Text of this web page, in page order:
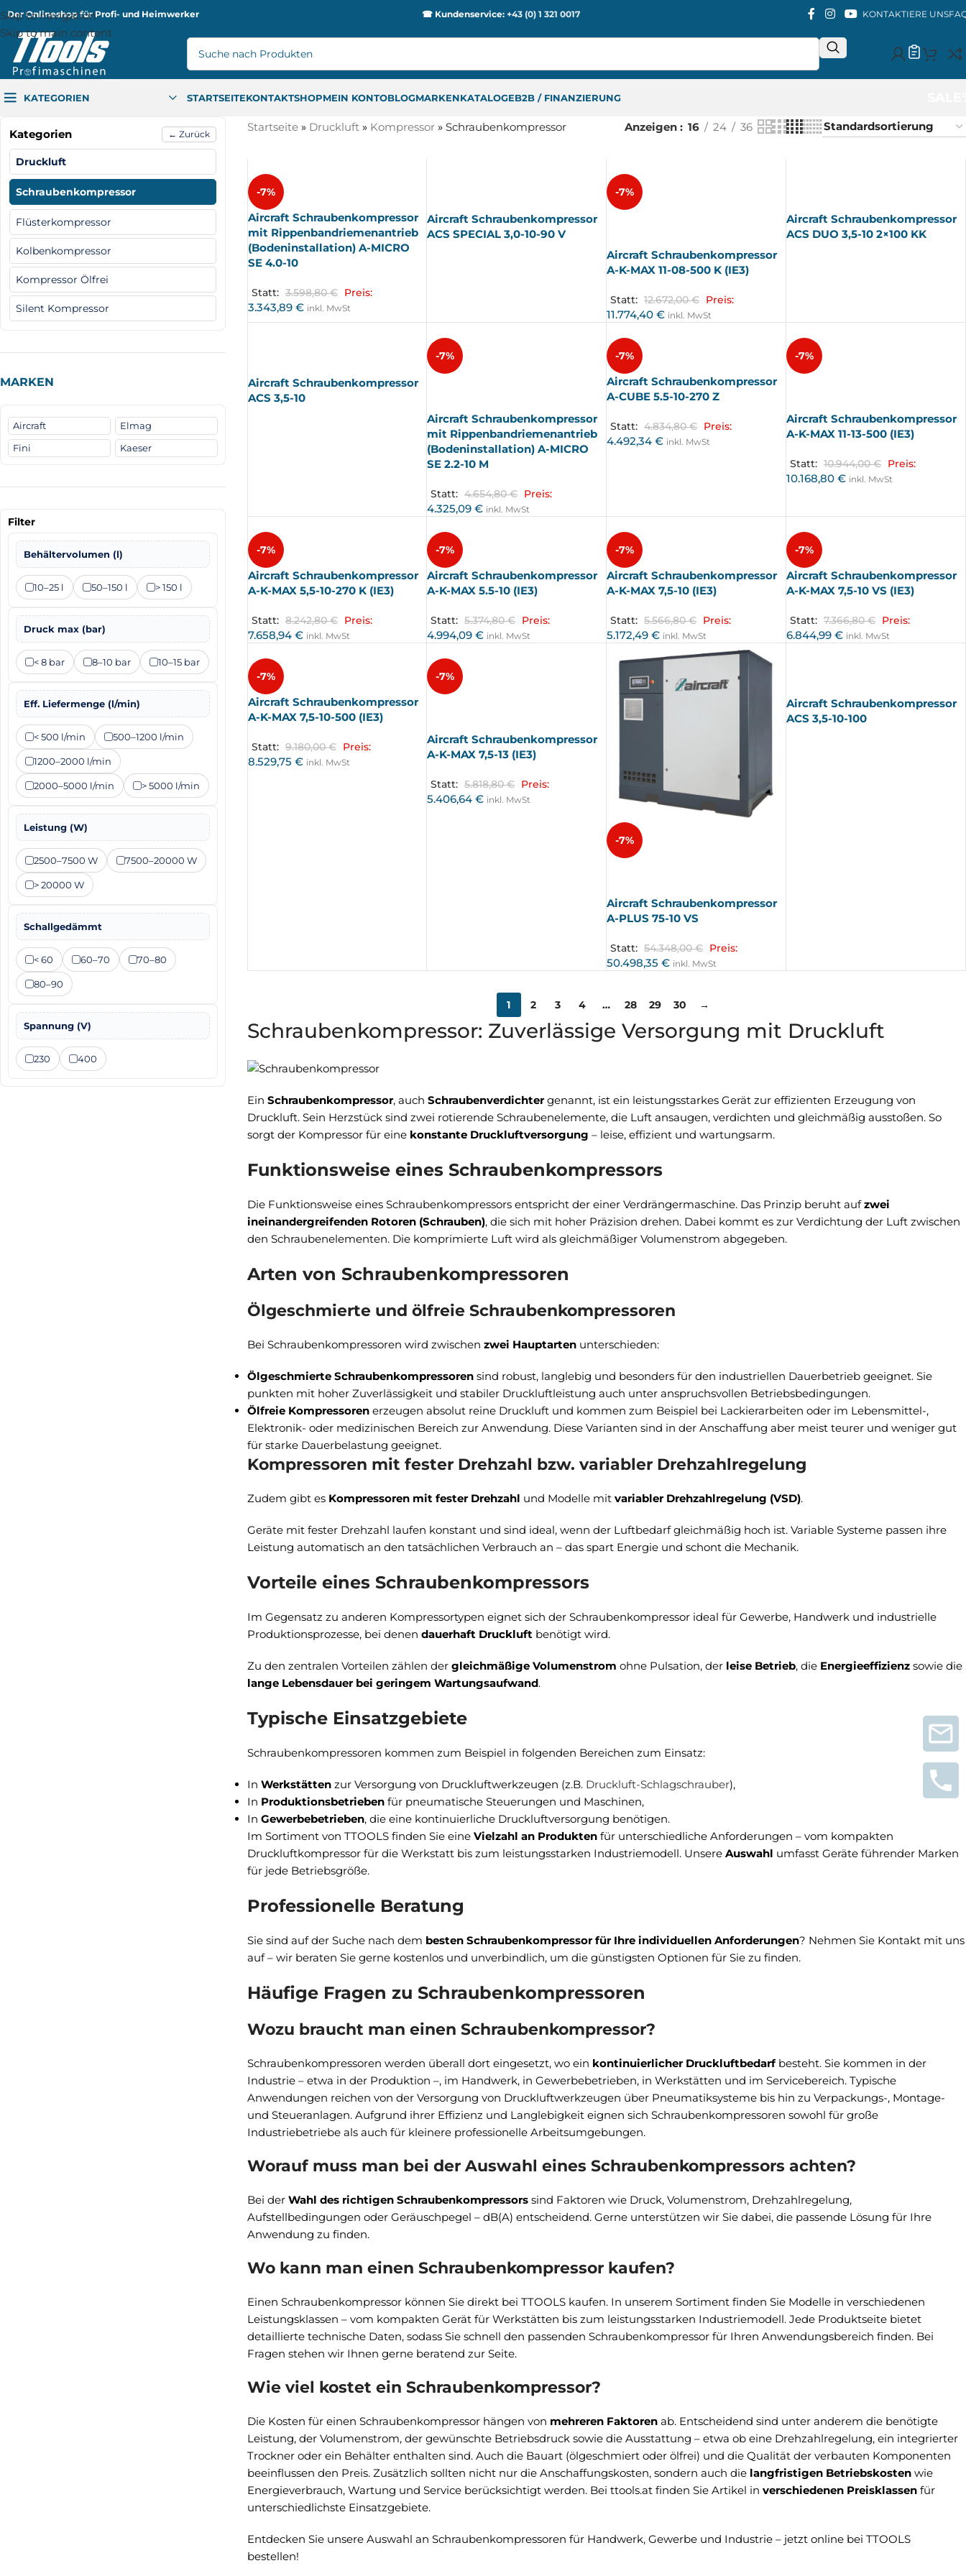
Skip to navigation
Skip to main content
Der Onlineshop für Profi- und Heimwerker ☎ Kundenservice:+43 (0) 1 321 0017 KONTAKTIERE UNS
KATEGORIEN STARTSEITEKONTAKTSHOPMEIN KONTOBLOGMARKENKATALOGEB2B / FINANZIERUNG
Kategorien ← Zurück
Druckluft
Schraubenkompressor
Flüsterkompressor
Kolbenkompressor
Kompressor Ölfrei
Silent Kompressor
MARKEN
Aircraft
Elmag
Fini
Kaeser
Filter
Behältervolumen (l)
10–25 l 50–150 l > 150 l
Druck max (bar)
< 8 bar 8–10 bar 10–15 bar
Eff. Liefermenge (l/min)
< 500 l/min 500–1200 l/min
1200–2000 l/min
2000–5000 l/min > 5000 l/min
Leistung (W)
2500–7500 W 7500–20000 W
> 20000 W
Schallgedämmt
< 60 60–70 70–80
80–90
Spannung (V)
230 400
Startseite» Druckluft » Kompressor» Schraubenkompressor Anzeigen 16 24 36
-7%
Aircraft Schraubenkompressor
mit Rippenbandriemenantrieb
(Bodeninstallation) A-MICRO
SE 4.0-10
Statt: 3.598,80€ Preis:
3.343,89 € inkl. MwSt
Aircraft Schraubenkompressor
ACS SPECIAL 3,0-10-90 V
-7%
Aircraft Schraubenkompressor
A-K-MAX 11-08-500 K (IE3)
Statt: 12.672,00€ Preis:
11.774,40€ inkl. MwSt
Aircraft Schraubenkompressor
ACS DUO 3,5-10 2×100 KK
Aircraft Schraubenkompressor
ACS 3,5-10
-7%
Aircraft Schraubenkompressor
mit Rippenbandriemenantrieb
(Bodeninstallation) A-MICRO
SE 2.2-10 M
Statt: 4.654,80€ Preis:
4.325,09€ inkl. MwSt
-7%
Aircraft Schraubenkompressor
A-CUBE 5.5-10-270 Z
Statt: 4.834,80€ Preis:
4.492,34€ inkl. MwSt
-7%
Aircraft Schraubenkompressor
A-K-MAX 11-13-500 (IE3)
Statt: 10.944,00€ Preis:
10.168,80€ inkl. MwSt
-7%
Aircraft Schraubenkompressor
A-K-MAX 5,5-10-270 K (IE3)
Statt: 8.242,80€ Preis:
7.658,94 € inkl. MwSt
-7%
Aircraft Schraubenkompressor
A-K-MAX 5.5-10 (IE3)
Statt: 5.374,80€ Preis:
4.994,09€ inkl. MwSt
-7%
Aircraft Schraubenkompressor
A-K-MAX 7,5-10 (IE3)
Statt: 5.566,80€ Preis:
5.172,49€ inkl. MwSt
-7%
Aircraft Schraubenkompressor
A-K-MAX 7,5-10 VS (IE3)
Statt: 7.366,80€ Preis:
6.844,99€ inkl. MwSt
-7%
Aircraft Schraubenkompressor
A-K-MAX 7,5-10-500 (IE3)
Statt: 9.180,00€ Preis:
8.529,75 € inkl. MwSt
-7%
Aircraft Schraubenkompressor
A-K-MAX 7,5-13 (IE3)
Statt: 5.818,80€ Preis:
5.406,64€ inkl. MwSt
-7%
Aircraft Schraubenkompressor
A-PLUS 75-10 VS
Statt: 54.348,00€ Preis:
50.498,35€ inkl. MwSt
Aircraft Schraubenkompressor
ACS 3,5-10-100
1 2 3 4 … 28 29 30 →
Schraubenkompressor: Zuverlässige Versorgung mit Druckluft
Ein Schraubenkompressor, auch Schraubenverdichtergenannt, ist ein leistungsstarkes Gerät zur effizienten Erzeugung von
Druckluft. Sein Herzstück sind zwei rotierende Schraubenelemente, die Luft ansaugen, verdichten und gleichmäßig ausstoßen. So
sorgt der Kompressor für eine konstante Druckluftversorgung – leise, effizient und wartungsarm.
Funktionsweise eines Schraubenkompressors
Die Funktionsweise eines Schraubenkompressors entspricht der einer Verdrängermaschine. Das Prinzip beruht aufzwei
ineinandergreifenden Rotoren (Schrauben), die sich mit hoher Präzision drehen. Dabei kommt es zur Verdichtung der Luft zwischen
den Schraubenelementen. Die komprimierte Luft wird als gleichmäßiger Volumenstrom abgegeben.
Arten von Schraubenkompressoren
Ölgeschmierte und ölfreie Schraubenkompressoren
Bei Schraubenkompressoren wird zwischen zwei Hauptartenunterschieden:
Ölgeschmierte Schraubenkompressorensind robust, langlebig und besonders für den industriellen Dauerbetrieb geeignet. Sie
punkten mit hoher Zuverlässigkeit und stabiler Druckluftleistung auch unter anspruchsvollen Betriebsbedingungen.
Ölfreie Kompressorenerzeugen absolut reine Druckluft und kommen zum Beispiel bei Lackierarbeiten oder im Lebensmittel-,
Elektronik- oder medizinischen Bereich zur Anwendung. Diese Varianten sind in der Anschaffung aber meist teurer und weniger gut
für starke Dauerbelastung geeignet.
Kompressoren mit fester Drehzahl bzw. variabler Drehzahlregelung
Zudem gibt es Kompressoren mit fester Drehzahl und Modelle mit variabler Drehzahlregelung (VSD).
Geräte mit fester Drehzahl laufen konstant und sind ideal, wenn der Luftbedarf gleichmäßig hoch ist. Variable Systeme passen ihre
Leistung automatisch an den tatsächlichen Verbrauch an – das spart Energie und schont die Mechanik.
Vorteile eines Schraubenkompressors
Im Gegensatz zu anderen Kompressortypen eignet sich der Schraubenkompressor ideal für Gewerbe, Handwerk und industrielle
Produktionsprozesse, bei denen dauerhaft Druckluft benötigt wird.
Zu den zentralen Vorteilen zählen der gleichmäßige Volumenstrom ohne Pulsation, derleise Betrieb, die Energieeffizienzsowie die
lange Lebensdauer bei geringem Wartungsaufwand.
Typische Einsatzgebiete
Schraubenkompressoren kommen zum Beispiel in folgenden Bereichen zum Einsatz:
In Werkstättenzur Versorgung von Druckluftwerkzeugen (z.B. Druckluft-Schlagschrauber),
In Produktionsbetriebenfür pneumatische Steuerungen und Maschinen,
In Gewerbebetrieben, die eine kontinuierliche Druckluftversorgung benötigen.
Im Sortiment von TTOOLS finden Sie eine Vielzahl an Produktenfür unterschiedliche Anforderungen – vom kompakten
Druckluftkompressor für die Werkstatt bis zum leistungsstarken Industriemodell. Unsere Auswahl umfasst Geräte führender Marken
für jede Betriebsgröße.
Professionelle Beratung
Sie sind auf der Suche nach dem besten Schraubenkompressor für Ihre individuellen Anforderungen? Nehmen Sie Kontakt mit uns
auf – wir beraten Sie gerne kostenlos und unverbindlich, um die günstigsten Optionen für Sie zu finden.
Häufige Fragen zu Schraubenkompressoren
Wozu braucht man einen Schraubenkompressor?
Schraubenkompressoren werden überall dort eingesetzt, wo ein kontinuierlicher Druckluftbedarfbesteht. Sie kommen in der
Industrie – etwa in der Produktion –, im Handwerk, in Gewerbebetrieben, in Werkstätten und im Servicebereich. Typische
Anwendungen reichen von der Versorgung von Druckluftwerkzeugen über Pneumatiksysteme bis hin zu Verpackungs-, Montage-
und Steueranlagen. Aufgrund ihrer Effizienz und Langlebigkeit eignen sich Schraubenkompressoren sowohl für große
Industriebetriebe als auch für kleinere professionelle Arbeitsumgebungen.
Worauf muss man bei der Auswahl eines Schraubenkompressors achten?
Bei der Wahl des richtigen Schraubenkompressorssind Faktoren wie Druck, Volumenstrom, Drehzahlregelung,
Aufstellbedingungen oder Geräuschpegel – dB(A) entscheidend. Gerne unterstützen wir Sie dabei, die passende Lösung für Ihre
Anwendung zu finden.
Wo kann man einen Schraubenkompressor kaufen?
Einen Schraubenkompressor können Sie direkt bei TTOOLS kaufen. In unserem Sortiment finden Sie Modelle in verschiedenen
Leistungsklassen – vom kompakten Gerät für Werkstätten bis zum leistungsstarken Industriemodell. Jede Produktseite bietet
detaillierte technische Daten, sodass Sie schnell den passenden Schraubenkompressor für Ihren Anwendungsbereich finden. Bei
Fragen stehen wir Ihnen gerne beratend zur Seite.
Wie viel kostet ein Schraubenkompressor?
Die Kosten für einen Schraubenkompressor hängen von mehreren Faktoren ab. Entscheidend sind unter anderem die benötigte
Leistung, der Volumenstrom, der gewünschte Betriebsdruck sowie die Ausstattung – etwa ob eine Drehzahlregelung, ein integrierter
Trockner oder ein Behälter enthalten sind. Auch die Bauart (ölgeschmiert oder ölfrei) und die Qualität der verbauten Komponenten
beeinflussen den Preis. Zusätzlich sollten nicht nur die Anschaffungskosten, sondern auch die langfristigen Betriebskosten wie
Energieverbrauch, Wartung und Service berücksichtigt werden. Bei ttools.at finden Sie Artikel in verschiedenen Preisklassenfür
unterschiedlichste Einsatzgebiete.
Entdecken Sie unsere Auswahl an Schraubenkompressoren für Handwerk, Gewerbe und Industrie – jetzt online bei TTOOLS
bestellen!